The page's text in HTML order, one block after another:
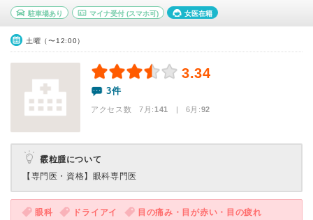
駐車場あり マイナ受付(スマホ可) 女医在籍
土曜（〜12:00）
3.34
3件
アクセス数 7月:141 | 6月:92
霰粒腫について
【専門医・資格】 眼科専門医
眼科 ドライアイ
目の痛み・目が赤い・目の疲れ